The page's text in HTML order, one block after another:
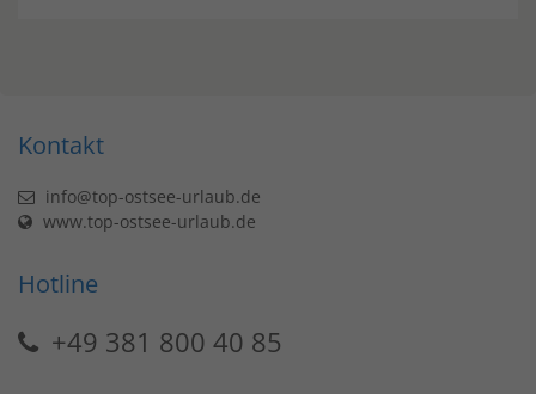
Kontakt
info@top-ostsee-urlaub.de
www.top-ostsee-urlaub.de
Hotline
+49 381 800 40 85